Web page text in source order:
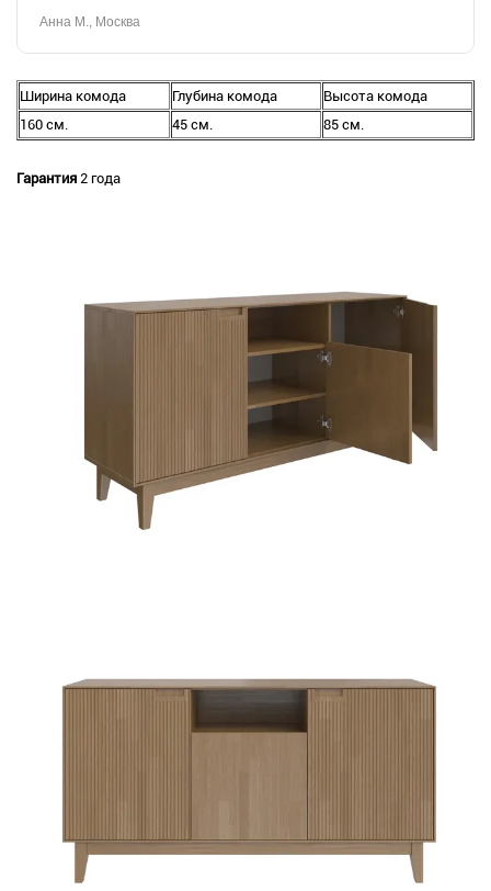
Анна М., Москва
Ширина комода Глубина комода
Высота комода
160 cм.
45 cм. 85 cм.
Гарантия 2 года